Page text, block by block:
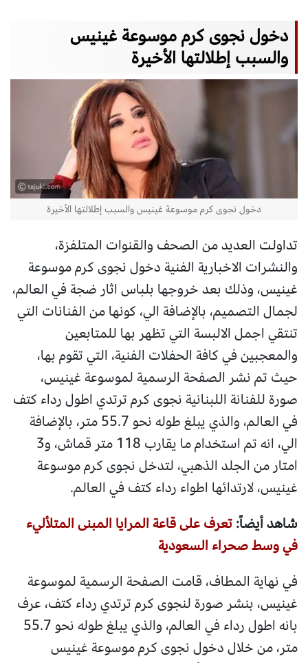
دخول نجوى كرم موسوعة غينيس
والسبب إطلالتها الأخيرة
دخول نجوى كرم موسوعة غينيس والسبب إطلالتها الأخيرة
تداولت العديد من الصحف والقنوات المتلفزة،
والنشرات الاخبارية الفنية دخول نجوى كرم موسوعة
غينيس، وذلك بعد خروجها بلباس اثار ضجة في العالم،
لجمال التصميم، بالإضافة الي، كونها من الفنانات التي
تنتقي اجمل الالبسة التي تظهر بها للمتابعين
والمعجبين في كافة الحفلات الفنية، التي تقوم بها،
حيث تم نشر الصفحة الرسمية لموسوعة غينيس،
صورة للفنانة اللبنانية نجوى كرم ترتدي اطول رداء كتف
في العالم، والذي يبلغ طوله نحو 55.7 متر، بالإضافة
الي، انه تم استخدام ما يقارب 118 متر قماش، و3
امتار من الجلد الذهبي، لتدخل نجوى كرم موسوعة
غينيس، لارتدائها اطواء رداء كتف في العالم.
شاهد أيضاً:تعرف على قاعة المرايا المبنى المتلأليء
في وسط صحراء السعودية
في نهاية المطاف، قامت الصفحة الرسمية لموسوعة
غينيس، بنشر صورة لنجوى كرم ترتدي رداء كتف، عرف
بانه اطول رداء في العالم، والذي يبلغ طوله نحو 55.7
متر، من خلال دخول نجوى كرم موسوعة غينيس